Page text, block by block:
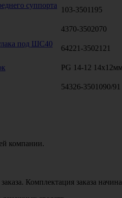
суппорта
103-3501195
4370-3502070
под ШС40
64221-3502121
PG 14-12 14х12мм
54326-3501090/91
компании.
Комплектация заказа